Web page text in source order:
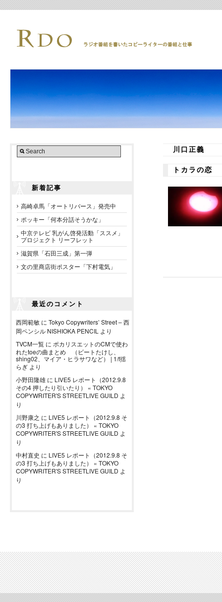
新着記事
高崎卓馬「オートリバース」発売中
ポッキー「何本分話そうかな」
中京テレビ 乳がん啓発活動「ススメ」
プロジェクト リーフレット
滋賀県「石田三成」第一弾
文の里商店街ポスター「下村電気」
最近のコメント
西岡範敏 に Tokyo Copywriters’ Street – 西
岡ペンシル NISHIOKA PENCIL より
TVCM一覧 に ポカリスエットのCMで使わ
れたtoeの曲まとめ （ビートたけし、
shing02、マイア・ヒラサワなど） | 1/f揺
らぎ より
小野田隆雄 に LIVE5 レポート（2012.9.8
その4 押したり引いたり） « TOKYO
COPYWRITER'S STREETLIVE GUILD よ
り
川野康之 に LIVE5 レポート（2012.9.8 そ
の3 打ち上げもありました） « TOKYO
COPYWRITER'S STREETLIVE GUILD よ
り
中村直史 に LIVE5 レポート（2012.9.8 そ
の3 打ち上げもありました） « TOKYO
COPYWRITER'S STREETLIVE GUILD よ
り
川口正義
トカラの恋